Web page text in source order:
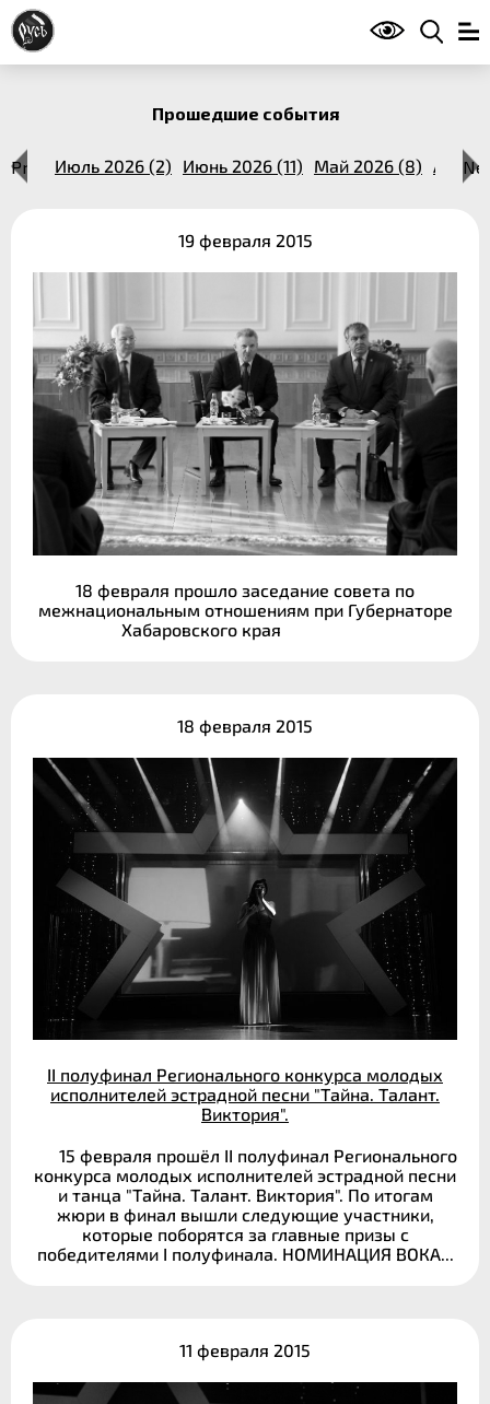
Прошедшие события
Previous
(1) Июль 2026 (2) Июнь 2026 (11) Май 2026 (8)
19 февраля 2015
18 февраля прошло заседание совета по
межнациональным отношениям при Губернаторе
Хабаровского края
18 февраля 2015
II полуфинал Регионального конкурса молодых
исполнителей эстрадной песни "Тайна. Талант.
Виктория".
15 февраля прошёл II полуфинал Регионального
конкурса молодых исполнителей эстрадной песни
и танца "Тайна. Талант. Виктория". По итогам
жюри в финал вышли следующие участники,
которые поборятся за главные призы с
победителями I полуфинала. НОМИНАЦИЯ ВОКА...
11 февраля 2015